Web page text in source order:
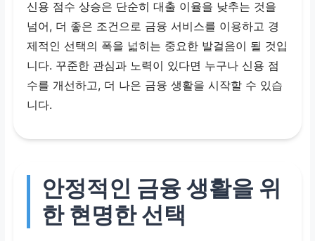
신용 점수 상승은 단순히 대출 이율을 낮추는 것을
넘어, 더 좋은 조건으로 금융 서비스를 이용하고 경
제적인 선택의 폭을 넓히는 중요한 발걸음이 될 것입
니다. 꾸준한 관심과 노력이 있다면 누구나 신용 점
수를 개선하고, 더 나은 금융 생활을 시작할 수 있습
니다.
안정적인 금융 생활을 위
한 현명한 선택